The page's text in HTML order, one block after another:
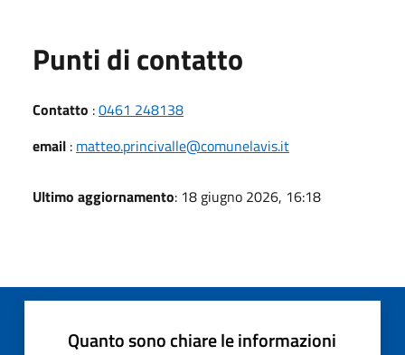
Punti di contatto
Contatto :0461 248138
email : matteo.princivalle@comunelavis.it
Ultimo aggiornamento: 18 giugno 2026, 16:18
Quanto sono chiare le informazioni